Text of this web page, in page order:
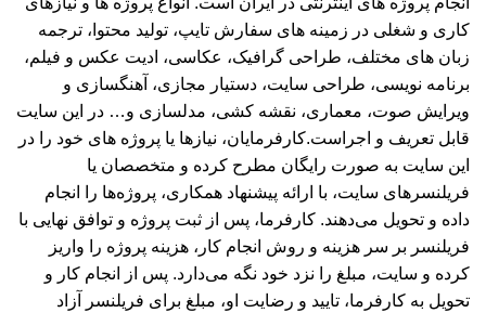
کاری و شغلی در زمینه های سفارش تایپ، تولید محتوا، ترجمه
زبان های مختلف، طراحی گرافیک، عکاسی، ادیت عکس و فیلم،
برنامه نویسی، طراحی سایت، دستیار مجازی، آهنگسازی و
ویرایش صوت، معماری، نقشه کشی، مدلسازی و… در این سایت
قابل تعریف و اجراست.کارفرمایان، نیازها یا پروژه های خود را در
این سایت به صورت رایگان مطرح کرده و متخصصان یا
فریلنسرهای سایت، با ارائه پیشنهاد همکاری، پروژه‌ها را انجام
داده و تحویل می‌دهند. کارفرما، پس از ثبت پروژه و توافق نهایی با
فریلنسر بر سر هزینه و روش انجام کار، هزینه پروژه را واریز
کرده و سایت، مبلغ را نزد خود نگه می‌دارد. پس از انجام کار و
تحویل به کارفرما، تایید و رضایت او، مبلغ برای فریلنسر آزاد